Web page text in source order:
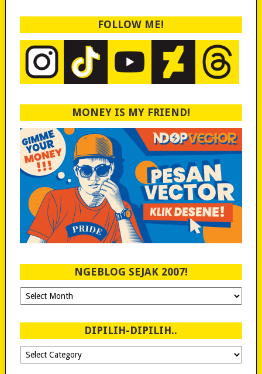
FOLLOW ME!
MONEY IS MY FRIEND!
NGEBLOG SEJAK 2007!
Ngeblog
Sejak
DIPILIH-DIPILIH..
Dipilih-
dipilih..